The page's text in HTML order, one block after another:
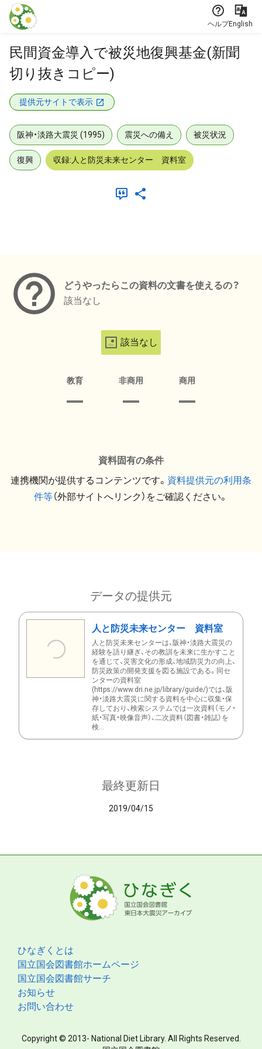
本文に飛ぶ
ヘルプEnglish
民間資金導入で被災地復興基金(新聞
切り抜きコピー)
提供元サイトで表示
阪神・淡路大震災 (1995) 震災への備え 被災状況
復興 収録:人と防災未来センター 資料室
どうやったらこの資料の文書を使えるの？
該当なし
該当なし
教育 非商用 商用
資料固有の条件
連携機関が提供するコンテンツです。 資料提供元の利用条
件等（外部サイトへリンク）をご確認ください。
データの提供元
人と防災未来センター 資料室
人と防災未来センターは、阪神・淡路大震災の
経験を語り継ぎ、その教訓を未来に生かすこと
を通じて、災害文化の形成、地域防災力の向上、
防災政策の開発支援を図る施設である。同セ
ンターの資料室
(https://www.dri.ne.jp/library/guide/)では、阪
神・淡路大震災に関する資料を中心に収集・保
存しており、検索システムでは一次資料（モノ・
紙・写真・映像音声）、二次資料（図書・雑誌）を
検...
最終更新日
2019/04/15
ひなぎくとは
国立国会図書館ホームページ
国立国会図書館サーチ
お知らせ
お問い合わせ
Copyright © 2013- National Diet Library. All Rights Reserved.